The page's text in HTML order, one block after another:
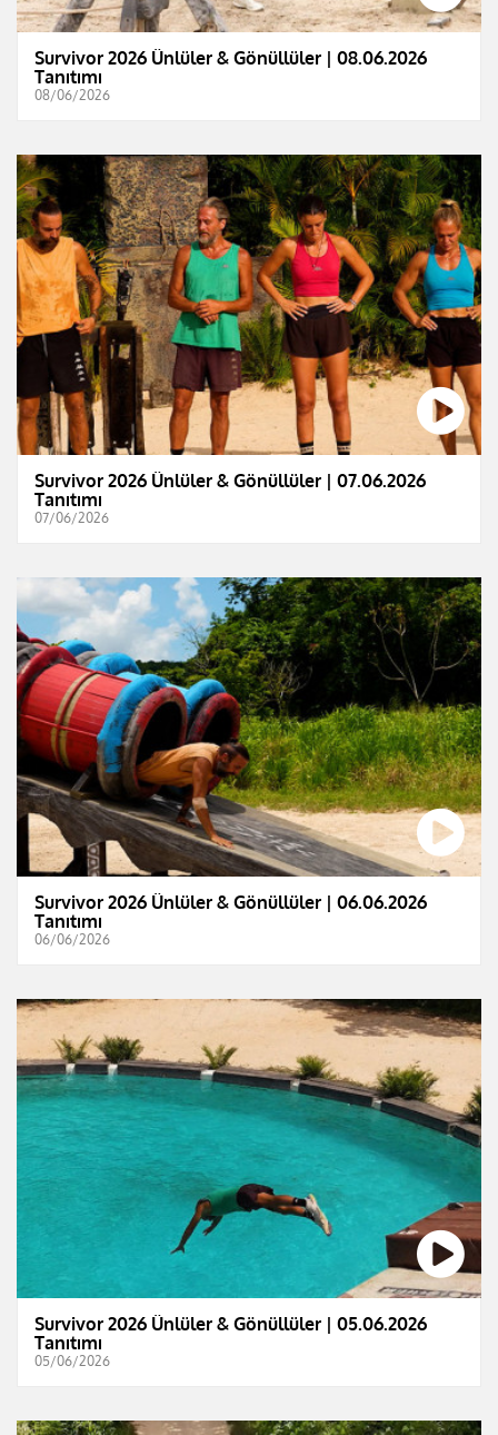
Survivor 2026 Ünlüler & Gönüllüler | 08.06.2026
Tanıtımı
08/06/2026
Survivor 2026 Ünlüler & Gönüllüler | 07.06.2026
Tanıtımı
07/06/2026
Survivor 2026 Ünlüler & Gönüllüler | 06.06.2026
Tanıtımı
06/06/2026
Survivor 2026 Ünlüler & Gönüllüler | 05.06.2026
Tanıtımı
05/06/2026